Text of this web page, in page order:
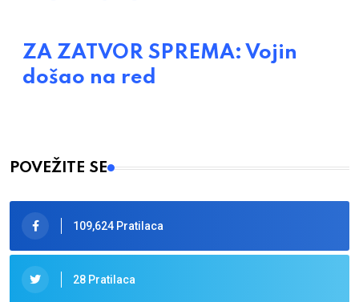
ZA ZATVOR SPREMA: Vojin
došao na red
POVEŽITE SE
109,624 Pratilaca
28 Pratilaca